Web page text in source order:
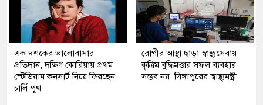
এক দশকের ভালোবাসার
প্রতিদান, দক্ষিণ কোরিয়ায় প্রথম
স্টেডিয়াম কনসার্ট নিয়ে ফিরছেন
চার্লি পুথ
রোগীর আস্থা ছাড়া স্বাস্থ্যসেবায়
কৃত্রিম বুদ্ধিমত্তার সফল ব্যবহার
সম্ভব নয়: সিঙ্গাপুরের স্বাস্থ্যমন্ত্রী